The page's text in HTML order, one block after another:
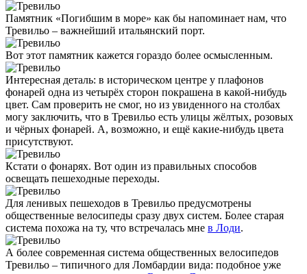
Памятник «Погибшим в море» как бы напоминает нам, что
Тревильо – важнейший итальянский порт.
Вот этот памятник кажется гораздо более осмысленным.
Интересная деталь: в историческом центре у плафонов
фонарей одна из четырёх сторон покрашена в какой-нибудь
цвет. Сам проверить не смог, но из увиденного на столбах
могу заключить, что в Тревильо есть улицы жёлтых, розовых
и чёрных фонарей. А, возможно, и ещё какие-нибудь цвета
присутствуют.
Кстати о фонарях. Вот один из правильных способов
освещать пешеходные переходы.
Для ленивых пешеходов в Тревильо предусмотрены
общественные велосипеды сразу двух систем. Более старая
система похожа на ту, что встречалась мне в Лоди.
А более современная система общественных велосипедов
Тревильо – типичного для Ломбардии вида: подобное уже